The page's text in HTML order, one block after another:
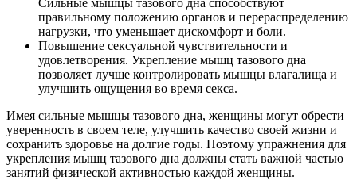
Сильные мышцы тазового дна способствуют
правильному положению органов и перераспределению
нагрузки, что уменьшает дискомфорт и боли.
Повышение сексуальной чувствительности и
удовлетворения. Укрепление мышц тазового дна
позволяет лучше контролировать мышцы влагалища и
улучшить ощущения во время секса.
Имея сильные мышцы тазового дна, женщины могут обрести
уверенность в своем теле, улучшить качество своей жизни и
сохранить здоровье на долгие годы. Поэтому упражнения для
укрепления мышц тазового дна должны стать важной частью
занятий физической активностью каждой женщины.